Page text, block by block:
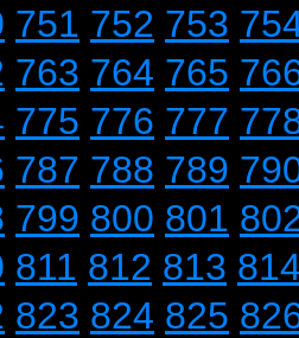
751 752 753
763 764 765
775 776 777
787 788 789
799 800 801
811 812 813
823 824 825